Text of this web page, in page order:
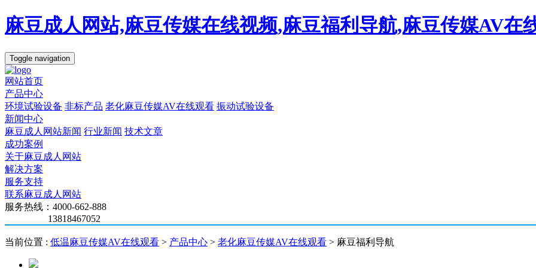
麻豆成人网站,麻豆传媒在线视频,麻豆福利导航,麻豆传媒AV在
Toggle navigation
网站首页
产品中心
环境试验设备 非标产品 老化麻豆传媒AV在线观看 振动试验设备
新闻中心
麻豆成人网站新闻 行业新闻 技术文章
成功案例
关于麻豆成人网站
解决方案
服务支持
联系麻豆成人网站
服务热线：4000-662-888
13818467052
当前位置 : 低温麻豆传媒AV在线观看 > 产品中心 > 老化麻豆传媒AV在线观看 > 麻豆福利导航